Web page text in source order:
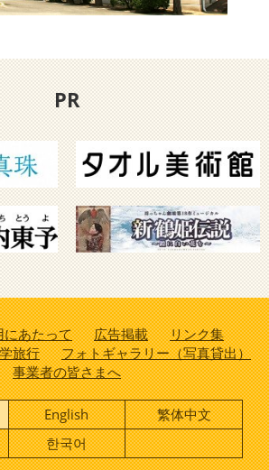
PR
にあたって 広告掲載
リンク集
旅行
フォトギャラリー（写真貸出）
事業者の皆さまへ
English
繁体中文
한국어